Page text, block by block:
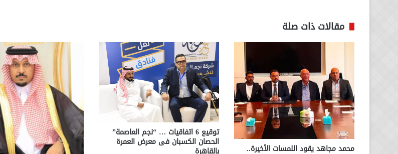
مقالات ذات صلة
محمد مجاهد يقود اللمسات الأخيرة..
توقيع 6 اتفاقيات … “نجم العاصمة”
الحصان الكسبان فى معرض العمرة